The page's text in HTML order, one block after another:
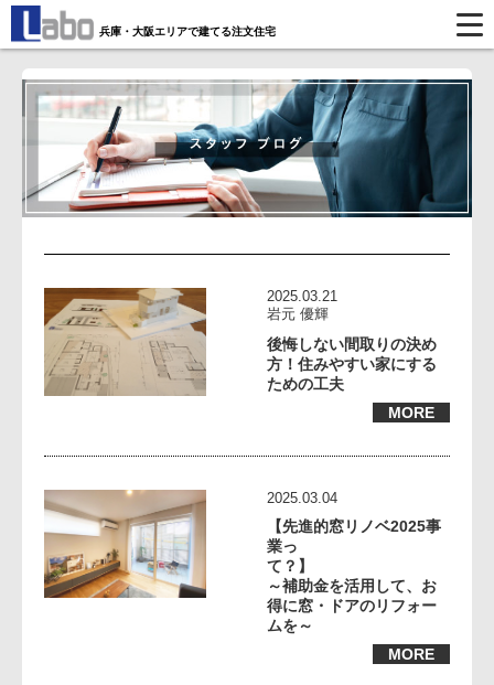
兵庫・大阪エリアで建てる注文住宅
2025.03.21
岩元 優輝
後悔しない間取りの決め
方！住みやすい家にする
ための工夫
MORE
2025.03.04
【先進的窓リノベ2025事
業っ
て
～補助金を活用して、お
得に窓・ドアのリフォー
ムを～
MORE